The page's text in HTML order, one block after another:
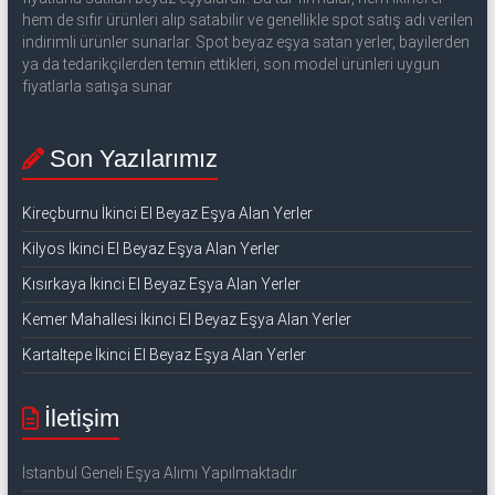
53
50
İkinci
beyaz
eşya
olarak
buzdolabı,
çamaşır
makinesi,
bulaşık
makinesi,
derin
klima
ve
kombi
hem de sıfır ürünleri alıp satabilir ve genellikle spot satış adı verilen
indirimli ürünler sunarlar. Spot beyaz eşya satan yerler, bayilerden
ya da tedarikçilerden temin ettikleri, son model ürünleri uygun
fiyatlarla satışa sunar
Son Yazılarımız
Kireçburnu İkinci El Beyaz Eşya Alan Yerler
Kilyos İkinci El Beyaz Eşya Alan Yerler
Kısırkaya İkinci El Beyaz Eşya Alan Yerler
Kemer Mahallesi İkinci El Beyaz Eşya Alan Yerler
Kartaltepe İkinci El Beyaz Eşya Alan Yerler
İletişim
İstanbul Geneli Eşya Alımı Yapılmaktadır